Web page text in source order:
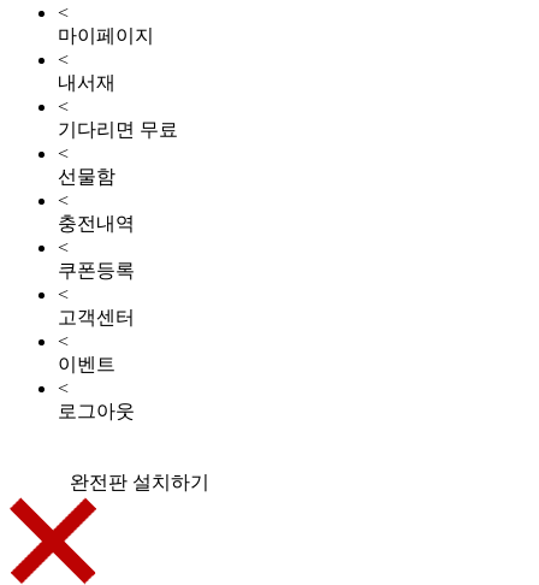
<
마이페이지
<
내서재
<
기다리면 무료
<
선물함
<
충전내역
<
쿠폰등록
<
고객센터
<
이벤트
<
로그아웃
완전판 설치하기